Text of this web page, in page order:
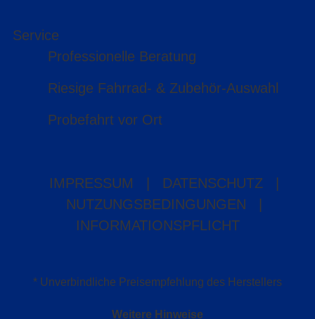
Service
Professionelle Beratung
Riesige Fahrrad- & Zubehör-Auswahl
Probefahrt vor Ort
IMPRESSUM DATENSCHUTZ
NUTZUNGSBEDINGUNGEN
INFORMATIONSPFLICHT
* Unverbindliche Preisempfehlung des Herstellers
Weitere Hinweise